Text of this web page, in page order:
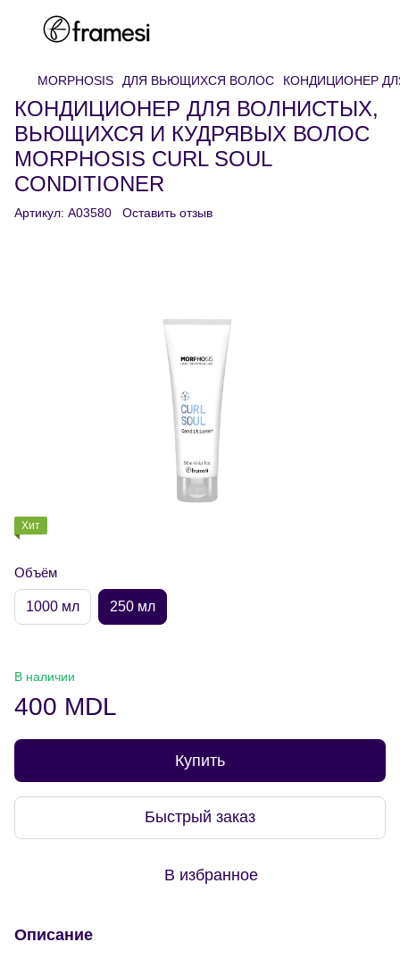
MORPHOSIS ДЛЯ ВЬЮЩИХСЯ ВОЛОС КОНДИЦИОНЕР
КОНДИЦИОНЕР ДЛЯ ВОЛНИСТЫХ,
ВЬЮЩИХСЯ И КУДРЯВЫХ ВОЛОС
MORPHOSIS CURL SOUL
CONDITIONER
Артикул: A03580 Оставить отзыв
Хит
Объём
1000 мл 250 мл
В наличии
400 MDL
Купить
Быстрый заказ
В избранное
Описание